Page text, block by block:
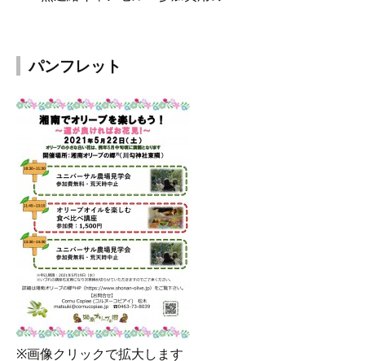
パンフレット
※画像クリックで拡大します